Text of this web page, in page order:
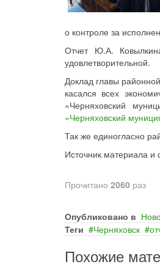
о контроле за
Отчет Ю.А.
удовлетворительной.
Доклад главы
касался всех
«Черняховский
«Черняховский
Так же единогласно
Источник материала и
Прочитано 2060 раз
Опубликовано в
Теги
Черняховск
Похожие